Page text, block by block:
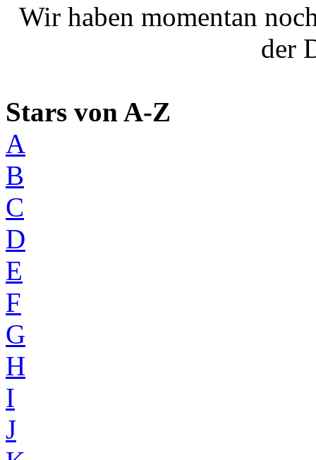
Wir haben momentan
der
Stars von A-Z
A
B
C
D
E
F
G
H
I
J